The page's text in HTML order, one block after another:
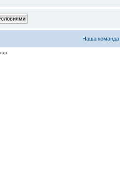
Наша команда